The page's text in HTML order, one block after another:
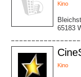
Kino
65183
Kino